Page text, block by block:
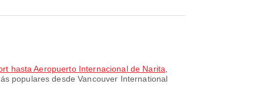
hasta Aeropuerto Internacional de Narita
populares desde Vancouver International